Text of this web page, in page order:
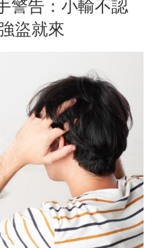
警告：小輸不認
盜就來